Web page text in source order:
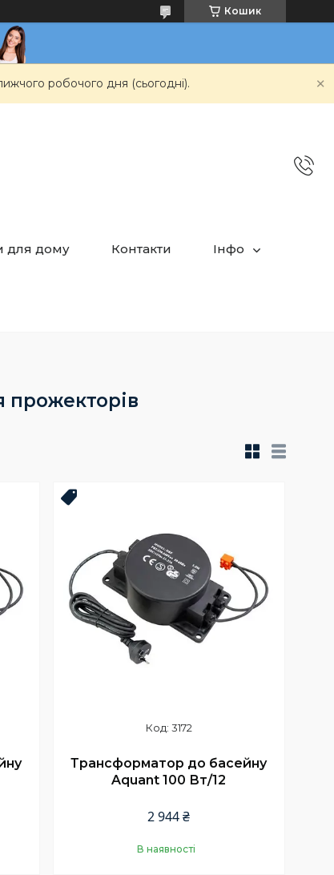
Кошик
робочого дня (сьогодні).
для дому Контакти Інфо
прожекторів
3172
Трансформатор до басейну
Aquant 100 Вт/12
2 944 ₴
В наявності